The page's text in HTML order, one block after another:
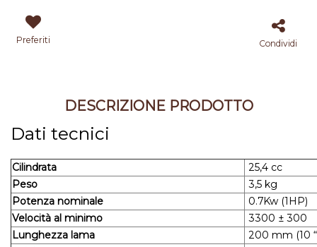
Preferiti Condividi
DESCRIZIONE PRODOTTO
Dati tecnici
Cilindrata
25,4 cc
Peso
3,5 kg
Potenza nominale
0.7Kw (1HP)
Velocità al minimo
3300 ± 300
Lunghezza lama
200 mm (10